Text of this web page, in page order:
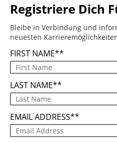
Registriere Dich
Bleibe in Verbindung und
neuesten
FIRST NAME*
LAST NAME*
EMAIL ADDRESS*